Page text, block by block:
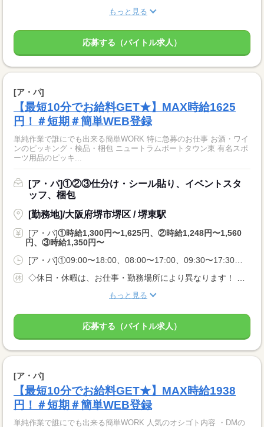
もっと見る
応募する（バイトル求人）
[ア・パ]
【最短10分でお給料GET★】MAX時給1625
円！＃短期＃簡単WEB登録
単純作業で誰にでも出来る簡単WORK 特に急募のお仕事 お酒・ワイ
ンのピッキング・検品・梱包 ニュートラムポートタウン東 有名スポ
ーツ用品のピッキ...
[ア・パ]①②③仕分け・シール貼り、イベントスタ
ッフ、梱包
[勤務地]/大阪府堺市堺区 / 堺東駅
[ア・パ]①時給1,300円〜1,625円、②時給1,248円〜1,560
円、③時給1,350円〜
[ア・パ]①09:00〜18:00、08:00〜17:00、09:30〜17:30、②09:30〜17:30、09:00〜18:00、③17:00〜22:00
◇休日・休暇は、お仕事・勤務場所により異なります！ ◇あなたの働きたいときに勤務が可能♪ 主婦(夫)さんやフリーターさんなど、 休み希望などもお気軽にお伝えくださいね。
もっと見る
応募する（バイトル求人）
[ア・パ]
【最短10分でお給料GET★】MAX時給1938
円！＃短期＃簡単WEB登録
単純作業で誰にでも出来る簡単WORK 人気のオシゴト内容 ・DMの